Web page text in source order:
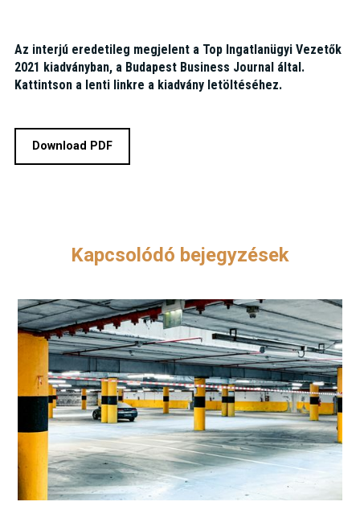
Az interjú eredetileg megjelent a Top Ingatlanügyi Vezetők
2021 kiadványban, a Budapest Business Journal által.
Kattintson a lenti linkre a kiadvány letöltéséhez.
Download PDF
Kapcsolódó bejegyzések